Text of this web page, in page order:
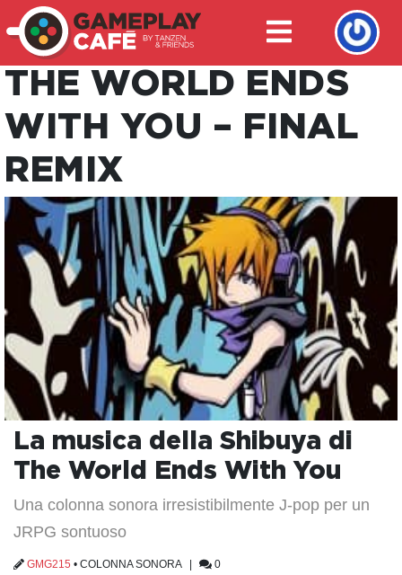
THE WORLD ENDS
WITH YOU – FINAL
REMIX
La musica della Shibuya di
The World Ends With You
Una colonna sonora irresistibilmente J-pop per un
JRPG sontuoso
GMG215 • COLONNA SONORA| 0